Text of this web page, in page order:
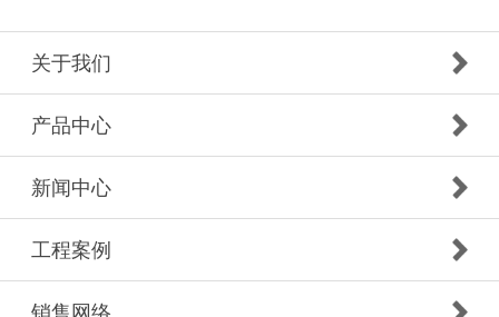
关于我们
产品中心
新闻中心
工程案例
销售网络